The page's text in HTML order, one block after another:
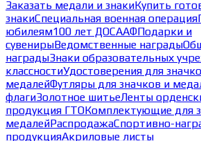
Заказать медали и знакиКупить
знакиСпециальная военная операция
юбилеям100 лет ДОСААФПодарки и
сувенирыВедомственные награды
наградыЗнаки образовательных
классностиУдостоверения для
медалейФутляры для значков и
флагиЗолотное шитьеЛенты
продукция ГТОКомплектующие для
медалейРаспродажаСпортивно-
продукцияАкриловые листы